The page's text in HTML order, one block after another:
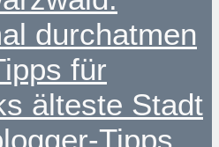
durchatmen
für
älteste Stadt
Tipps